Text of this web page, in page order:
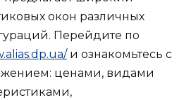
окон различных
Перейдите по
и ознакомьтесь с
ценами, видами